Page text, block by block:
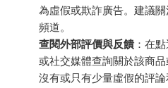
為虛假或欺詐廣告。建議
頻道。
查閱外部評價與反饋：在
或社交媒體查詢關於該商
沒有或只有少量虛假的評